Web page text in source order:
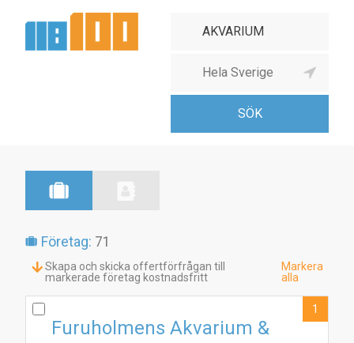
Företag: 71
Skapa och skicka offertförfrågan till
markerade företag kostnadsfritt
Markera
alla
Furuholmens Akvarium &
1